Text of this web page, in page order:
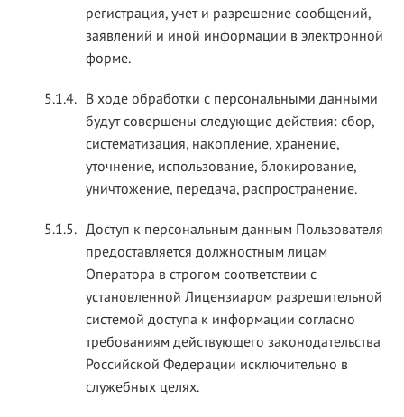
регистрация, учет и разрешение сообщений,
заявлений и иной информации в электронной
форме.
5.1.4. В ходе обработки с персональными данными
будут совершены следующие действия: сбор,
систематизация, накопление, хранение,
уточнение, использование, блокирование,
уничтожение, передача, распространение.
5.1.5. Доступ к персональным данным Пользователя
предоставляется должностным лицам
Оператора в строгом соответствии с
установленной Лицензиаром разрешительной
системой доступа к информации согласно
требованиям действующего законодательства
Российской Федерации исключительно в
служебных целях.